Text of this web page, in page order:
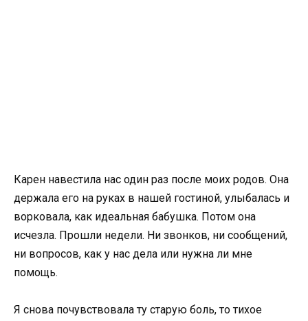
Карен навестила нас один раз после моих родов. Она
держала его на руках в нашей гостиной, улыбалась и
ворковала, как идеальная бабушка. Потом она
исчезла. Прошли недели. Ни звонков, ни сообщений,
ни вопросов, как у нас дела или нужна ли мне
помощь.
Я снова почувствовала ту старую боль, то тихое